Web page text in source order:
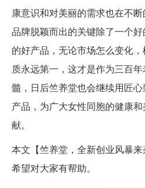
康意识和对美丽的需求也在不
品牌脱颖而出的关键除了一个
的好产品，无论市场怎么变化
质永远第一，这才是作为三百
髓，日后竺养堂也会继续用匠
产品，为广大女性同胞的健康
献。
本文【竺养堂，全新创业风暴
希望对大家有帮助。